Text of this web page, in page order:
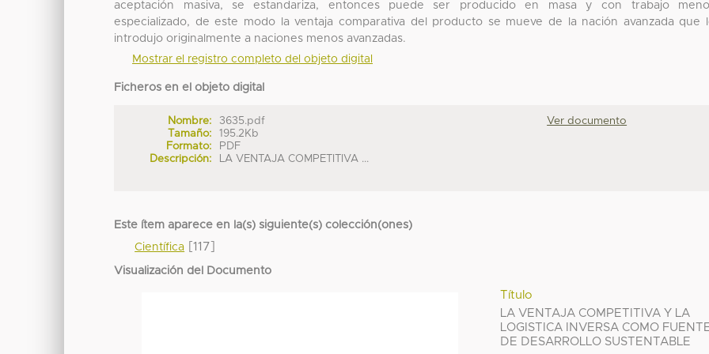
aceptación masiva, se estandariza, entonces puede ser producido en masa y con trabajo
especializado, de este modo la ventaja comparativa del producto se mueve de la nación avanzada que
introdujo originalmente a naciones menos avanzadas.
Mostrar el registro completo del objeto digital
Ficheros en el objeto digital
Nombre:
3635.pdf
Tamaño:
195.2Kb
Formato:
PDF
Descripción:
LA VENTAJA COMPETITIVA ...
Ver documento
Este ítem aparece en la(s) siguiente(s) colección(ones)
Científica [117]
Visualización del Documento
Título
LA VENTAJA COMPETITIVA Y LA
LOGISTICA INVERSA COMO
DE DESARROLLO SUSTENTABLE